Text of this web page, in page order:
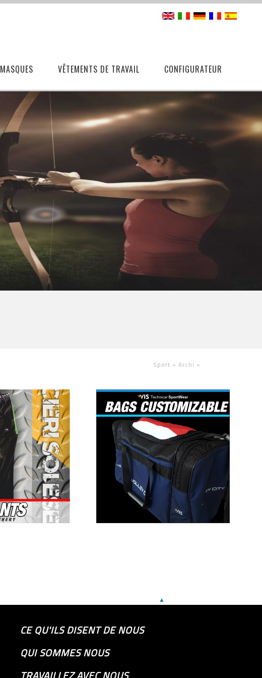
MASQUES VÊTEMENTS DE TRAVAIL CONFIGURATEUR
Sport » Archi »
▲
CE QU'ILS DISENT DE NOUS
QUI SOMMES NOUS